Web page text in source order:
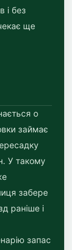
і без
ще
о
займає
У такому
забере
раніше і
запас